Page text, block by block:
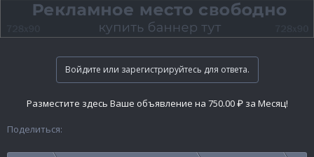
Войдите или зарегистрируйтесь для ответа.
Разместите здесь Ваше объявление на 750.00 ₽ за Месяц!
Поделиться: